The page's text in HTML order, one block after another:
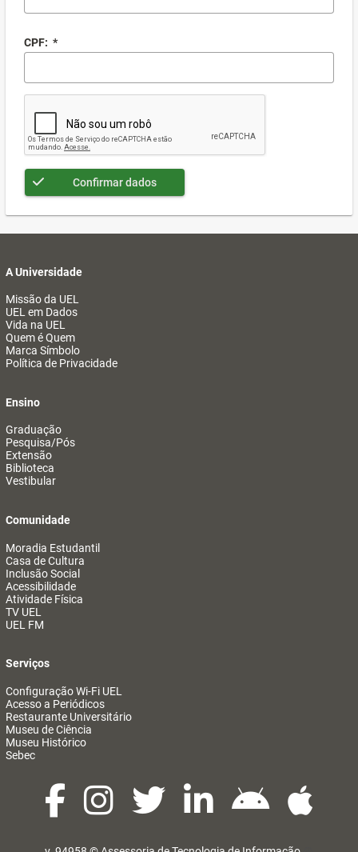
CPF: *
Confirmar dados
A Universidade
Missão da UEL
UEL em Dados
Vida na UEL
Quem é Quem
Marca Símbolo
Política de Privacidade
Ensino
Graduação
Pesquisa/Pós
Extensão
Biblioteca
Vestibular
Comunidade
Moradia Estudantil
Casa de Cultura
Inclusão Social
Acessibilidade
Atividade Física
TV UEL
UEL FM
Serviços
Configuração Wi-Fi UEL
Acesso a Periódicos
Restaurante Universitário
Museu de Ciência
Museu Histórico
Sebec